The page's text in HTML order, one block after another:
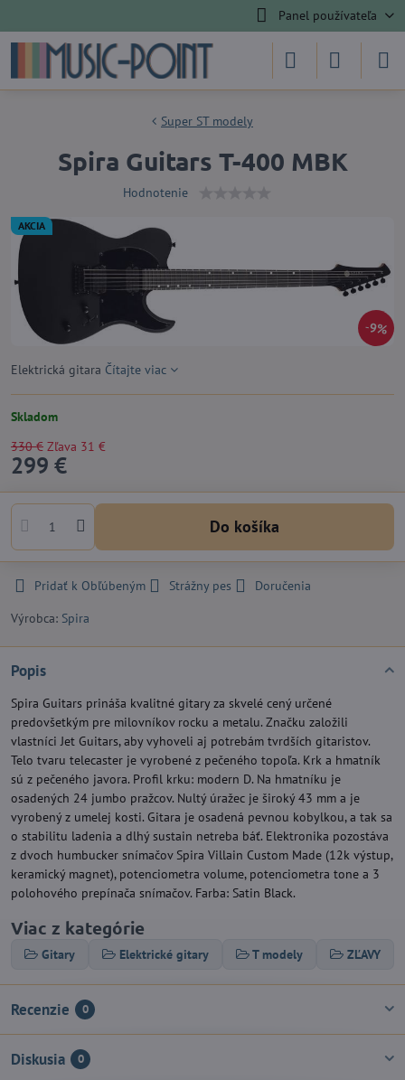
Panel používateľa
AKCIA
9%
Super ST modely
Spira Guitars T-400 MBK
Hodnotenie
Elektrická gitara Čítajte viac
Skladom
330 € Zľava 31 €
299 €
Do košíka
Pridať k Obľúbeným Strážny pes
Doručenia
Výrobca: Spira
Popis
Spira Guitars prináša kvalitné gitary za skvelé cený určené
predovšetkým pre milovníkov rocku a metalu. Značku založili
vlastníci Jet Guitars, aby vyhoveli aj potrebám tvrdších gitaristov.
Telo tvaru telecaster je vyrobené z pečeného topoľa. Krk a hmatník
sú z pečeného javora. Profil krku: modern D. Na hmatníku je
osadených 24 jumbo pražcov. Nultý úražec je široký 43 mm a je
vyrobený z umelej kosti. Gitara je osadená pevnou kobylkou, a tak sa
o stabilitu ladenia a dlhý sustain netreba báť. Elektronika pozostáva
z dvoch humbucker snímačov Spira Villain Custom Made (12k výstup,
keramický magnet), potenciometra volume, potenciometra tone a 3
polohového prepínača snímačov. Farba: Satin Black.
Viac z kategórie
Gitary Elektrické gitary T modely ZĽAVY
Recenzie 0
Diskusia 0